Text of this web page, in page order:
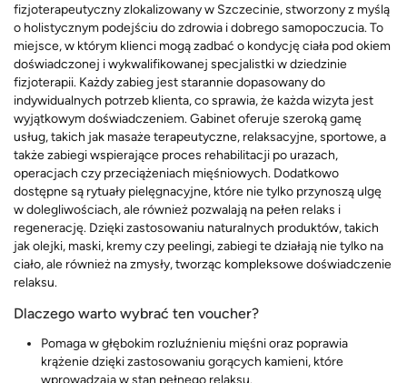
fizjoterapeutyczny zlokalizowany w Szczecinie, stworzony z myślą
o holistycznym podejściu do zdrowia i dobrego samopoczucia. To
miejsce, w którym klienci mogą zadbać o kondycję ciała pod okiem
doświadczonej i wykwalifikowanej specjalistki w dziedzinie
fizjoterapii. Każdy zabieg jest starannie dopasowany do
indywidualnych potrzeb klienta, co sprawia, że każda wizyta jest
wyjątkowym doświadczeniem. Gabinet oferuje szeroką gamę
usług, takich jak masaże terapeutyczne, relaksacyjne, sportowe, a
także zabiegi wspierające proces rehabilitacji po urazach,
operacjach czy przeciążeniach mięśniowych. Dodatkowo
dostępne są rytuały pielęgnacyjne, które nie tylko przynoszą ulgę
w dolegliwościach, ale również pozwalają na pełen relaks i
regenerację. Dzięki zastosowaniu naturalnych produktów, takich
jak olejki, maski, kremy czy peelingi, zabiegi te działają nie tylko na
ciało, ale również na zmysły, tworząc kompleksowe doświadczenie
relaksu.
Dlaczego warto wybrać ten voucher?
Pomaga w głębokim rozluźnieniu mięśni oraz poprawia
krążenie dzięki zastosowaniu gorących kamieni, które
wprowadzają w stan pełnego relaksu.